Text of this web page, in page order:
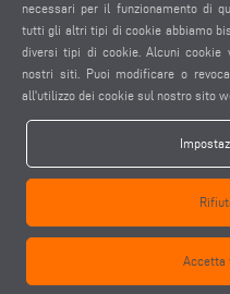
TRASPORTO IN
necessari per il funzionamento di
tutti gli altri tipi di cookie abbiamo
diversi tipi di cookie. Alcuni cookie
nostri siti. Puoi modificare o
all'utilizzo dei cookie sul nostro sito
Accetta